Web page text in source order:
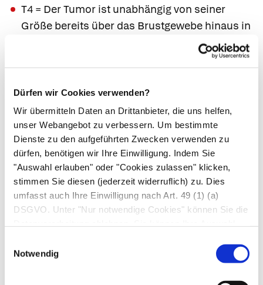
Dürfen wir Cookies verwenden?
Wir übermitteln Daten an Drittanbieter, die uns helfen,
unser Webangebot zu verbessern. Um bestimmte
Dienste zu den aufgeführten Zwecken verwenden zu
dürfen, benötigen wir Ihre Einwilligung. Indem Sie
"Auswahl erlauben" oder "Cookies zulassen" klicken,
stimmen Sie diesen (jederzeit widerruflich) zu. Dies
umfasst auch Ihre Einwilligung nach Art. 49 (1) (a)
DSGVO. Unter "Nur notwendige Cookies" können Sie die
Notwendig
T4 = Der Tumor ist unabhängig von seiner
Größe bereits über das Brustgewebe hinaus in
Brustwand oder Haut eingewachsen
N0 = Kein Lymphknotenbefall nachweisbar
Metastasen in beweglichen Lymphknoten in
der Achselhöhle
N2 = Nachweis von entweder mit anderen
Stukturen verwachsenen Metastasen der
Lymphknoten in der Achselhöhle
oderMetastasen entlang des Blutgefäßes
(Arteria mammaria interna)
N3 = Nachweis von
(höhergradigen) Metastasen in Lymphknoten
über/unter des Schlüsselbeins
entlang